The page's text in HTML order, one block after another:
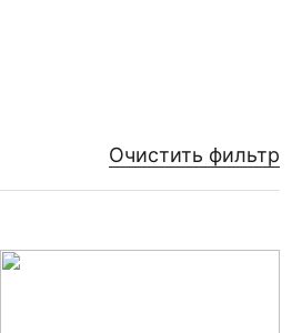
Очистить фильтр